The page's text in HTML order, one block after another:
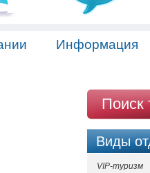
Информация
Поиск
Виды
VIP-туризм